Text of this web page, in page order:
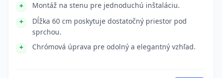
Montáž na stenu pre jednoduchú inštaláciu.
Dĺžka 60 cm poskytuje dostatočný priestor pod
sprchou.
Chrómová úprava pre odolný a elegantný vzhľad.